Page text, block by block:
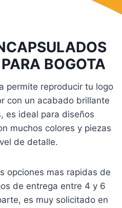
BOGOTA
permite reproducir tu logo
con un acabado brillante
es ideal para diseños
muchos colores y piezas
de detalle.
opciones mas rapidas de
de entrega entre 4 y 6
es muy solicitado en